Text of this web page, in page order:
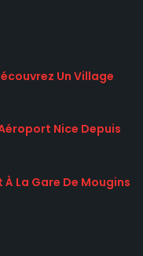
Un Village
Nice Depuis
La Gare De Mougins